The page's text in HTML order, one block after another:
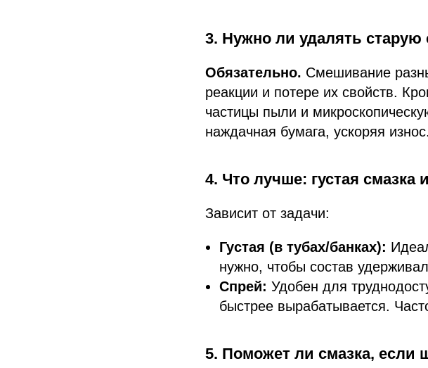
3. Нужно ли удалять старую
Обязательно. Смешивание
реакции и потере их свойств.
частицы пыли и
наждачная бумага, ускоряя износ.
4. Что лучше: густая смазка
Зависит от задачи:
Густая (в тубах/банках):
нужно, чтобы состав
Спрей: Удобен для
быстрее вырабатывается.
5. Поможет ли смазка, если